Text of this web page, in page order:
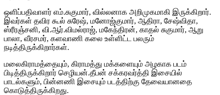
ஒளிப்பதிவாளர் எம்.சுகுமார், வில்லனாக அறிமுகமாகி இருக்கிறார்.
இவர்கள் தவிர கூல் சுரேஷ், மனோஜ்குமார், ஆதிரா, சேஷ்விதா,
ஸ்ரீரஞ்சனி, வி.ஆர்.விமல்ராஜ், மகேந்திரன், காதல் சுகுமார், ஆறு
பாலா, வீரசமர், களவாணி கலை உள்ளிட்ட பலரும்
நடித்திருக்கிறார்கள்.
மலைகிராமத்தையும், கிராமத்து மக்களையும் அழகாக படம்
பிடித்திருக்கிறார் செழியன்.தீபன் சக்கரவர்த்தி இசையில்
பாடல்களும், பின்னணி இசையும் படத்திற்கு தேவையானதை
கொடுத்திருக்கிறது.